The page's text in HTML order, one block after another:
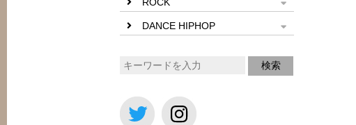
DANCE HIPHOP